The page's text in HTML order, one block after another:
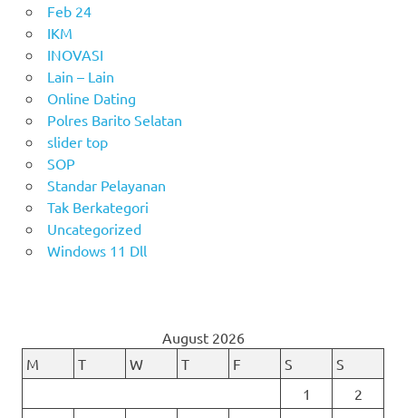
Feb 24
IKM
INOVASI
Lain – Lain
Online Dating
Polres Barito Selatan
slider top
SOP
Standar Pelayanan
Tak Berkategori
Uncategorized
Windows 11 Dll
August 2026
M
T W T F S
S
1
2